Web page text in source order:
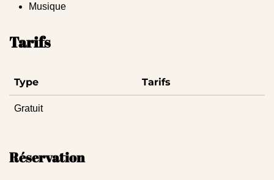
Musique
Tarifs
Type Tarifs
Gratuit
Réservation